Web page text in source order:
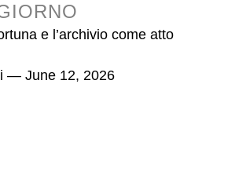
e l’archivio come atto
— June 12, 2026